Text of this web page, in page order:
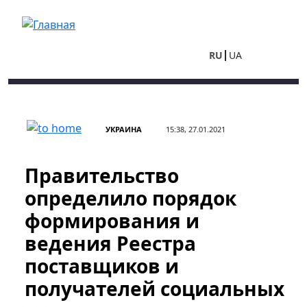
RU UA
УКРАИНА 15:38, 27.01.2021
Правительство
определило порядок
формирования и
ведения Реестра
поставщиков и
получателей социальных